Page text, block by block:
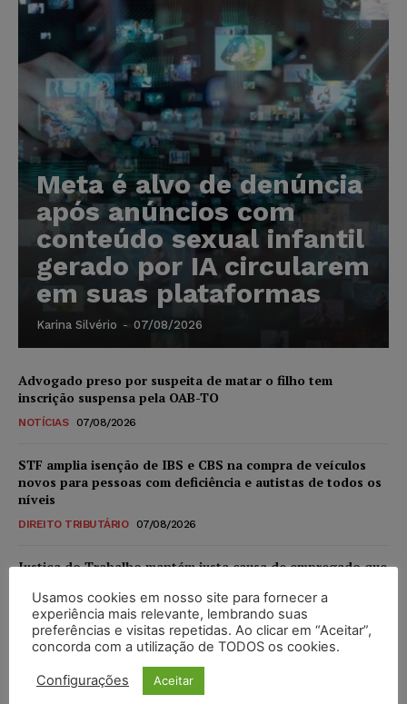
Meta é alvo de denúncia
após anúncios com
conteúdo sexual infantil
gerado por IA circularem
em suas plataformas
Karina Silvério - 07/08/2026
Advogado preso por suspeita de matar o filho tem
inscrição suspensa pela OAB-TO
NOTÍCIAS 07/08/2026
STF amplia isenção de IBS e CBS na compra de veículos
novos para pessoas com deficiência e autistas de todos os
níveis
DIREITO TRIBUTÁRIO 07/08/2026
Justiça do Trabalho mantém justa causa de empregado que
NOTÍCIAS 07/08/2026
Justiça de SP decreta prisão de suspeito investigado na
Usamos cookies em nosso site para fornecer a
experiência mais relevante, lembrando suas
preferências e visitas repetidas. Ao clicar em “Aceitar”,
concorda com a utilização de TODOS os cookies.
Configurações Aceitar